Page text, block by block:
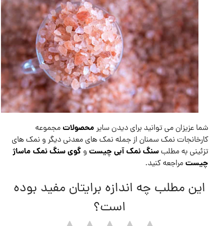
شما عزیزان می توانید برای دیدن سایر محصولاتمجموعه
کارخانجات نمک سمنان از جمله نمک های معدنی دیگر و نمک های
تزئینی به مطلبسنگ نمک آبی چیست وگوی سنگ نمک ماساژ
چیستمراجعه کنید.
این مطلب چه اندازه برایتان مفید بوده
است؟